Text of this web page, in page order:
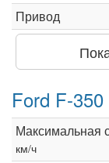
Привод
Ford F-
Максимальная
км/ч